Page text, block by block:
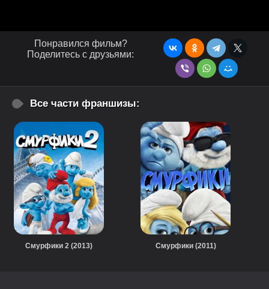
Понравился фильм?
Поделитесь с друзьями:
Все части франшизы:
Смурфики 2 (2013) Смурфики (2011)